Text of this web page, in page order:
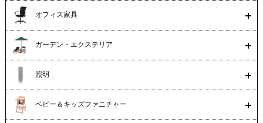
オフィス家具
ガーデン・エクステリア
照明
ベビー＆キッズファニチャー